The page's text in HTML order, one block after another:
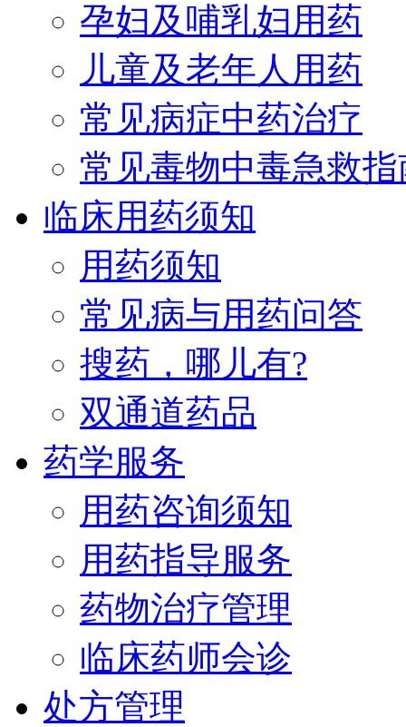
孕妇及哺乳妇用药
儿童及老年人用药
常见病症中药治疗
常见毒物中毒急救指
临床用药须知
用药须知
常见病与用药问答
搜药，哪儿有?
双通道药品
药学服务
用药咨询须知
用药指导服务
药物治疗管理
临床药师会诊
处方管理